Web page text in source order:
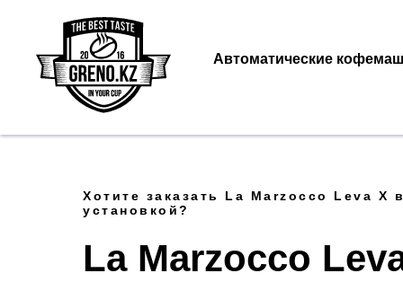
Автоматические
Хотите заказать La Marzocco Leva X
установкой?
La Marzocco